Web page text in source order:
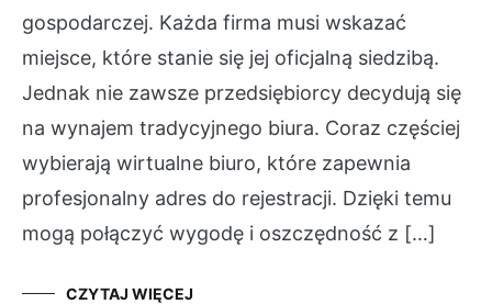
gospodarczej. Każda firma musi wskazać
miejsce, które stanie się jej oficjalną siedzibą.
Jednak nie zawsze przedsiębiorcy decydują się
na wynajem tradycyjnego biura. Coraz częściej
wybierają wirtualne biuro, które zapewnia
profesjonalny adres do rejestracji. Dzięki temu
mogą połączyć wygodę i oszczędność z […]
CZYTAJ WIĘCEJ